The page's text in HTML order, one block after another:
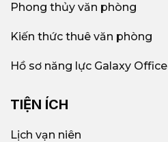
Phong thủy văn phòng
Kiến thức thuê văn phòng
Hồ sơ năng lực Galaxy Office
TIỆN ÍCH
Lịch vạn niên